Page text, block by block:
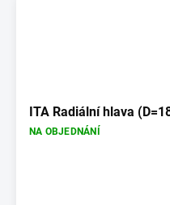
ITA Radiální hlava
NA OBJEDNÁNÍ